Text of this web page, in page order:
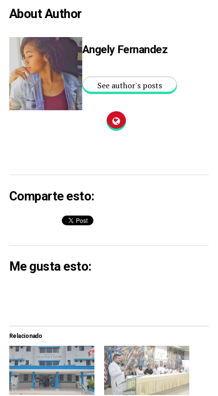
About Author
Angely Fernandez
See author's posts
Comparte esto:
Me gusta esto:
Relacionado